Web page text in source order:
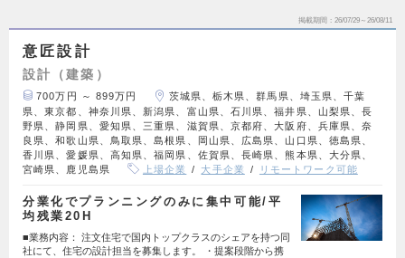
掲載期間 26/07/29～26/08/11
意匠設計
設計（建築）
700万円 ～ 899万円
茨城県、栃木県、群馬県、埼玉県、千葉
県、東京都、神奈川県、新潟県、富山県、石川県、福井県、山梨県、長
野県、静岡県、愛知県、三重県、滋賀県、京都府、大阪府、兵庫県、奈
良県、和歌山県、鳥取県、島根県、岡山県、広島県、山口県、徳島県、
香川県、愛媛県、高知県、福岡県、佐賀県、長崎県、熊本県、大分県、
宮崎県、鹿児島県
上場企業 大手企業 リモートワーク可能
分業化でプランニングのみに集中可能/平
均残業20H
■業務内容： 注文住宅で国内トップクラスのシェアを持つ同
社にて、住宅の設計担当を募集します。 ・提案段階から携